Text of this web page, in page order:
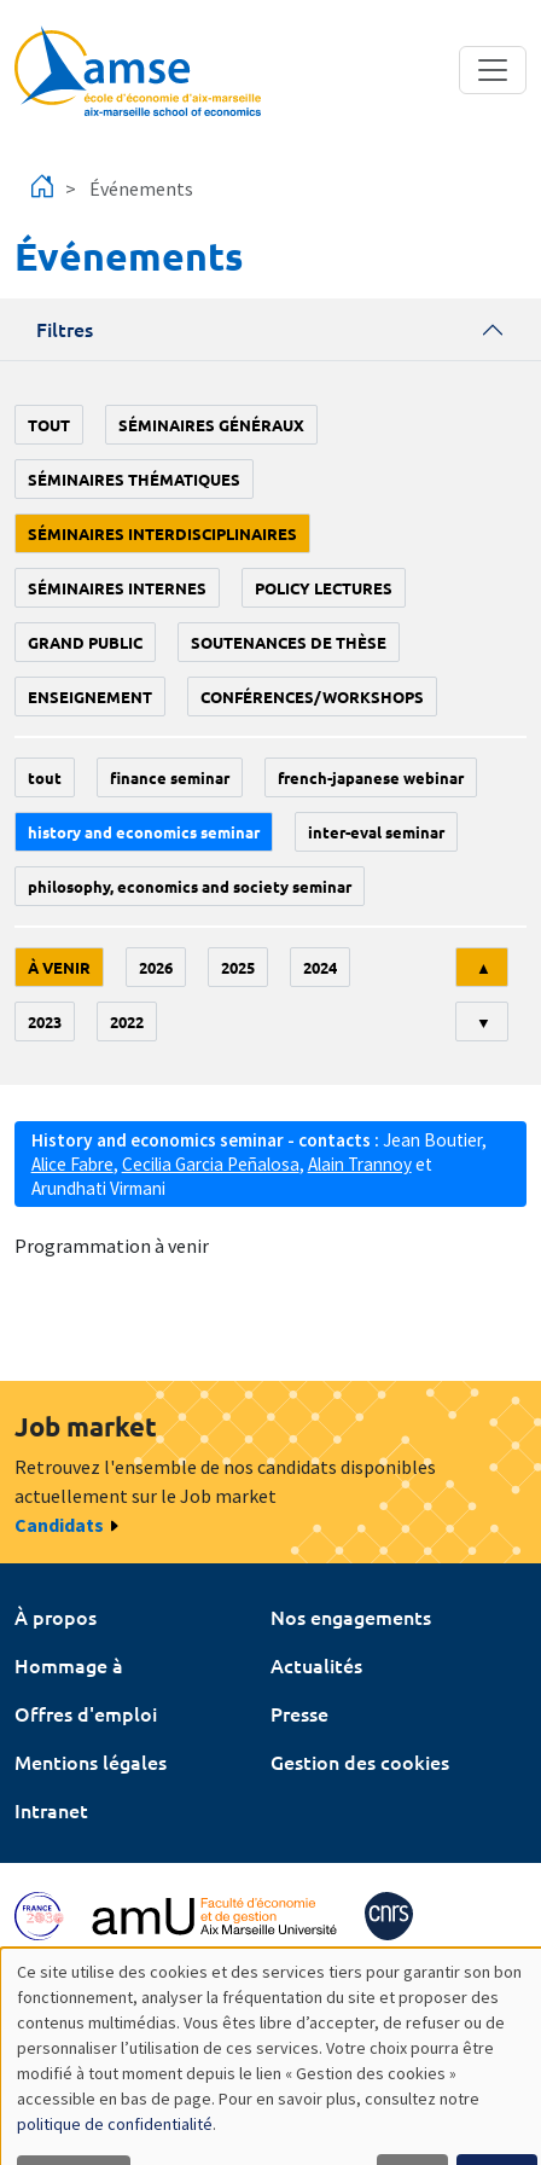
Événements
Événements
Filtres
TOUT SÉMINAIRES GÉNÉRAUX
SÉMINAIRES THÉMATIQUES
SÉMINAIRES INTERDISCIPLINAIRES
SÉMINAIRES INTERNES POLICY LECTURES
GRAND PUBLIC SOUTENANCES DE THÈSE
ENSEIGNEMENT CONFÉRENCES/WORKSHOPS
tout finance seminar french-japanese webinar
history and economics seminar inter-eval seminar
philosophy, economics and society seminar
À VENIR 2026 2025 2024
2023 2022
▲
▼
History and economics seminar - contacts : Jean Boutier,
Alice Fabre, Cecilia Garcia Peñalosa, Alain Trannoyet
Arundhati Virmani
Programmation à venir
Job market
Retrouvez l'ensemble de nos candidats disponibles
actuellement sur le Job market
Candidats
À propos
Nos engagements
Hommage à
Actualités
Offres d'emploi
Presse
Mentions légales
Gestion des cookies
Intranet
Utilisation
des
données
personnelles
Ce site utilise des cookies et des services tiers pour garantir son bon
fonctionnement, analyser la fréquentation du site et proposer des
contenus multimédias. Vous êtes libre d’accepter, de refuser ou de
personnaliser l’utilisation de ces services. Votre choix pourra être
modifié à tout moment depuis le lien « Gestion des cookies »
accessible en bas de page. Pour en savoir plus, consultez notre
politique de confidentialité.